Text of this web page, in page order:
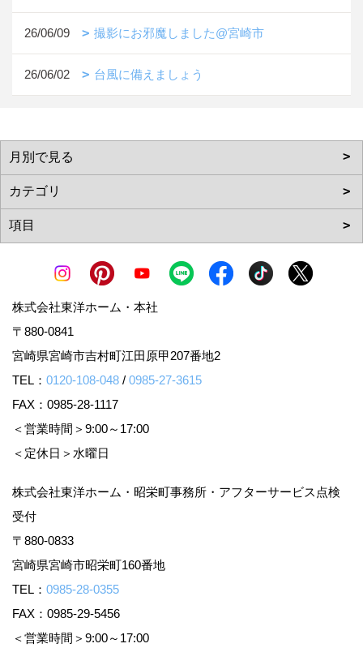
26/06/09 撮影にお邪魔しました@宮崎市
26/06/02 台風に備えましょう
株式会社東洋ホーム・本社
〒880-0841
宮崎県宮崎市吉村町江田原甲207番地2
TEL： 0120-108-048 / 0985-27-3615
FAX：0985-28-1117
＜営業時間＞9:00～17:00
＜定休日＞水曜日
株式会社東洋ホーム・昭栄町事務所・アフターサービス点検
受付
〒880-0833
宮崎県宮崎市昭栄町160番地
TEL： 0985-28-0355
FAX：0985-29-5456
＜営業時間＞9:00～17:00